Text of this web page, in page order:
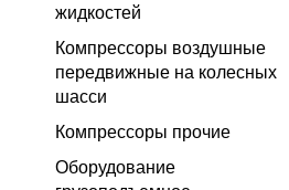
жидкостей
Компрессоры воздушные
передвижные на колесных
шасси
Компрессоры прочие
Оборудование